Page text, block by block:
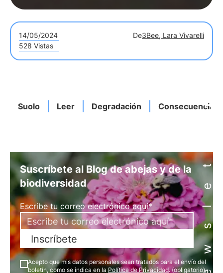
14/05/2024 De3Bee, Lara Vivarelli
528 Vistas
Suolo Leer Degradación Consecuencias
Newsletter
Suscríbete al Blog de abejas y de la
biodiversidad
Escribe tu correo electrónico aquí*
Inscríbete
Acepto que mis datos personales sean tratados para el envío del
boletín, como se indica en la Política de Privacidad. (obligatorio)